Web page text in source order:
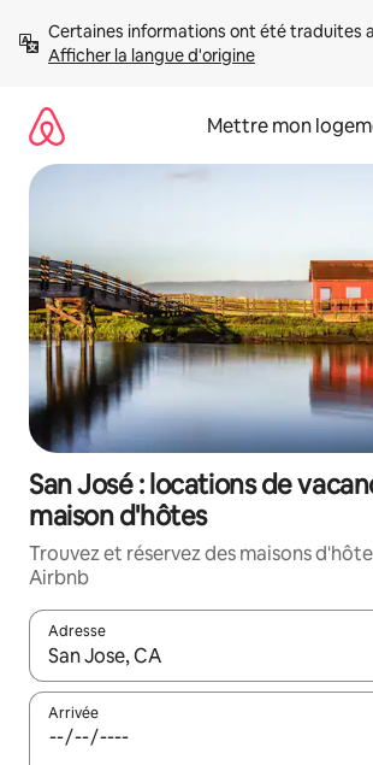
directement
Afficher la langue d'origine
Mettre mon
San José : locations de
maison d'hôtes
Trouvez et réservez des maisons
Airbnb
Adresse
Lorsque les résultats s'affichent, utilisez
Arrivée